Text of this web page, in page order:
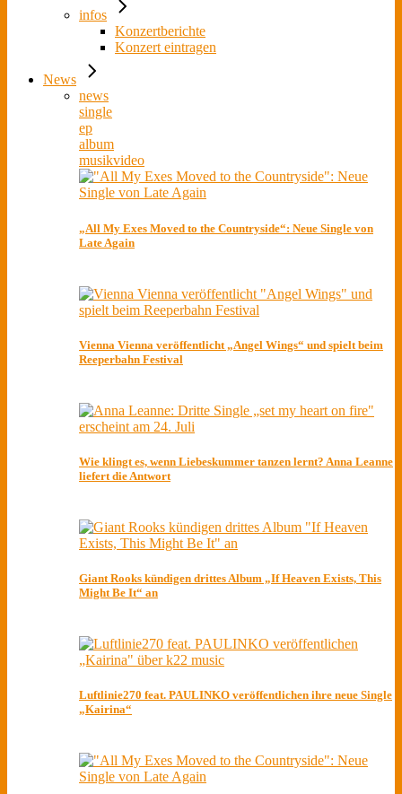
infos
Konzertberichte
Konzert eintragen
News
news
single
ep
album
musikvideo
„All My Exes Moved to the Countryside“: Neue Single von
Late Again
Vienna Vienna veröffentlicht „Angel Wings“ und spielt beim
Reeperbahn Festival
Wie klingt es, wenn Liebeskummer tanzen lernt? Anna Leanne
liefert die Antwort
Giant Rooks kündigen drittes Album „If Heaven Exists, This
Might Be It“ an
Luftlinie270 feat. PAULINKO veröffentlichen ihre neue Single
„Kairina“